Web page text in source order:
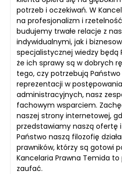
potrzeb i oczekiwań. W
na profesjonalizm i
budujemy trwałe relacje z
indywidualnymi, jak i
specjalistycznej wiedzy będą
że ich sprawy są w dobrych
tego, czy potrzebują
reprezentacji w
administracyjnych, nasz
fachowym wsparciem.
naszej strony internetowej,
przedstawiamy naszą ofertę i
Państwo naszą filozofię
prawników, którzy są gotowi
Kancelaria Prawna Temida
zaufać.